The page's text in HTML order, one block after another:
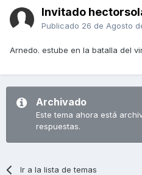
Invitado
Publicado 26 de Agosto
Arnedo. estube en la batalla del
Archivado
Este tema ahora está
respuestas.
Ir a la lista de temas